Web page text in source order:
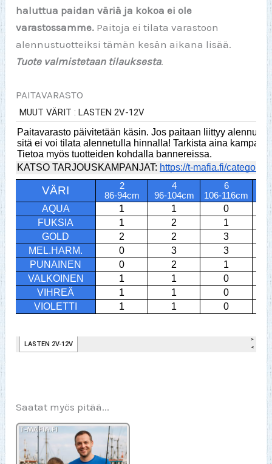
haluttua paidan väriä ja kokoa ei ole
varastossamme. Paitoja ei tilata varastoon
alennustuotteiksi tämän kesän aikana lisää.
Tuote valmistetaan tilauksesta.
PAITAVARASTO
Saatat myös pitää...